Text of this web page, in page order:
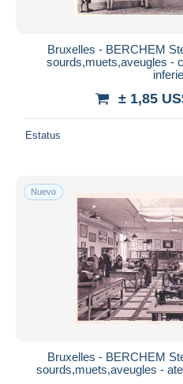
Bruxelles - BERCHEM
sourds,muets,aveugles -
± 1,85
Estatus
Nuevo
Bruxelles - BERCHEM
sourds,muets,aveugles -